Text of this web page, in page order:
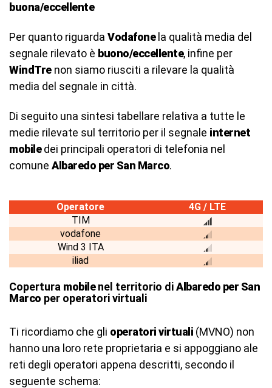
buona/eccellente
Per quanto riguarda Vodafonela qualità media del
segnale rilevato è buono/eccellente, infine per
WindTrenon siamo riusciti a rilevare la qualità
media del segnale in città.
Di seguito una sintesi tabellare relativa a tutte le
medie rilevate sul territorio per il segnale internet
mobiledei principali operatori di telefonia nel
comune Albaredo per San Marco.
Operatore
4G / LTE
TIM
vodafone
Wind 3 ITA
iliad
Copertura mobilenel territorio diAlbaredo per San
Marco per operatori virtuali
Ti ricordiamo che gli operatori virtuali (MVNO) non
hanno una loro rete proprietaria e si appoggiano ale
reti degli operatori appena descritti, secondo il
seguente schema: